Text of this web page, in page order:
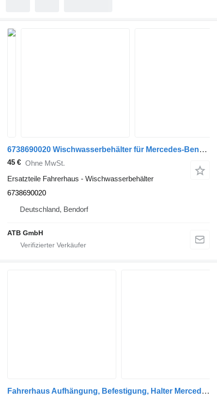
6738690020 Wischwasserbehälter für Mercedes-Benz LK/LN2 814, 817 LKW
45 € Ohne MwSt.
Ersatzteile Fahrerhaus - Wischwasserbehälter
6738690020
Deutschland, Bendorf
ATB GmbH
Fahrerhaus Aufhängung, Befestigung, Halter Mercedes-Benz für Mercedes-Benz LK/LN2 814, 817 LKW